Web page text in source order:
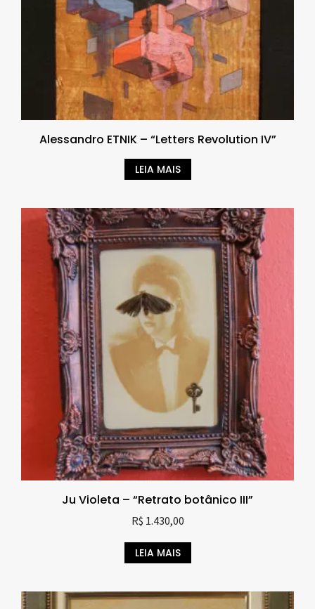
Alessandro ETNIK – “Letters Revolution IV”
LEIA MAIS
Ju Violeta – “Retrato botânico III”
R$ 1.430,00
LEIA MAIS